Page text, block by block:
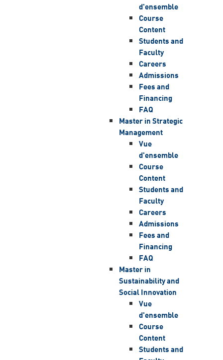
d'ensemble
Course
Content
Students and
Faculty
Careers
Admissions
Fees and
Financing
FAQ
Master in Strategic
Management
Vue
d'ensemble
Course
Content
Students and
Faculty
Careers
Admissions
Fees and
Financing
FAQ
Master in
Sustainability and
Social Innovation
Vue
d'ensemble
Course
Content
Students and